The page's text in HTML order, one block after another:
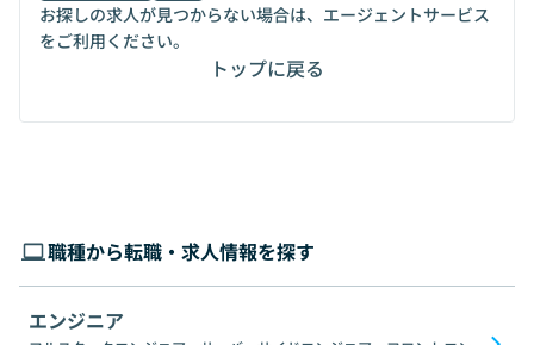
お探しの求人が見つからない場合は、エージェントサービス
をご利用ください。
トップに戻る
職種から転職・求人情報を探す
エンジニア